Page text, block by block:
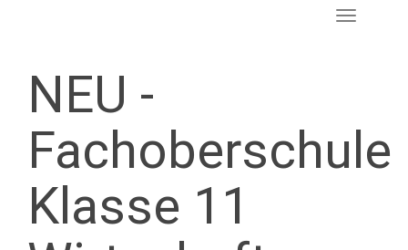
NEU -
Fachoberschule
Klasse 11